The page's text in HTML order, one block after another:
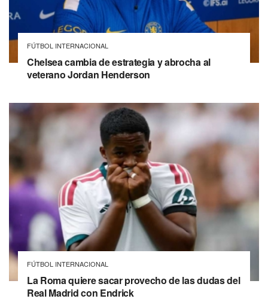
FÚTBOL INTERNACIONAL
Chelsea cambia de estrategia y abrocha al
veterano Jordan Henderson
FÚTBOL INTERNACIONAL
La Roma quiere sacar provecho de las dudas del
Real Madrid con Endrick